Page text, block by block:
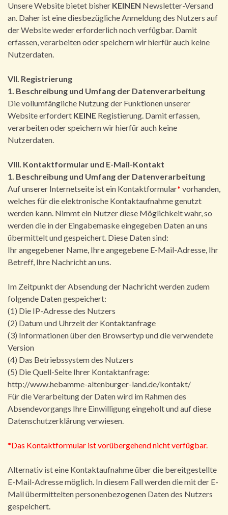
Unsere Website bietet bisher KEINEN Newsletter-Versand
an. Daher ist eine diesbezügliche Anmeldung des Nutzers auf
der Website weder erforderlich noch verfügbar. Damit
erfassen, verarbeiten oder speichern wir hierfür auch keine
Nutzerdaten.
VII. Registrierung
1. Beschreibung und Umfang der Datenverarbeitung
Die vollumfängliche Nutzung der Funktionen unserer
Website erfordert KEINE Registierung. Damit erfassen,
verarbeiten oder speichern wir hierfür auch keine
Nutzerdaten.
VIII. Kontaktformular und E-Mail-Kontakt
1. Beschreibung und Umfang der Datenverarbeitung
Auf unserer Internetseite ist ein Kontaktformular* vorhanden,
welches für die elektronische Kontaktaufnahme genutzt
werden kann. Nimmt ein Nutzer diese Möglichkeit wahr, so
werden die in der Eingabemaske eingegeben Daten an uns
übermittelt und gespeichert. Diese Daten sind:
Ihr angegebener Name, Ihre angegebene E-Mail-Adresse, Ihr
Betreff, Ihre Nachricht an uns.
Im Zeitpunkt der Absendung der Nachricht werden zudem
folgende Daten gespeichert:
(1) Die IP-Adresse des Nutzers
(2) Datum und Uhrzeit der Kontaktanfrage
(3) Informationen über den Browsertyp und die verwendete
Version
(4) Das Betriebssystem des Nutzers
(5) Die Quell-Seite Ihrer Kontaktanfrage:
http://www.hebamme-altenburger-land.de/kontakt/
Für die Verarbeitung der Daten wird im Rahmen des
Absendevorgangs Ihre Einwilligung eingeholt und auf diese
Datenschutzerklärung verwiesen.
*Das Kontaktformular ist vorübergehend nicht verfügbar.
Alternativ ist eine Kontaktaufnahme über die bereitgestellte
E-Mail-Adresse möglich. In diesem Fall werden die mit der E-
Mail übermittelten personenbezogenen Daten des Nutzers
gespeichert.